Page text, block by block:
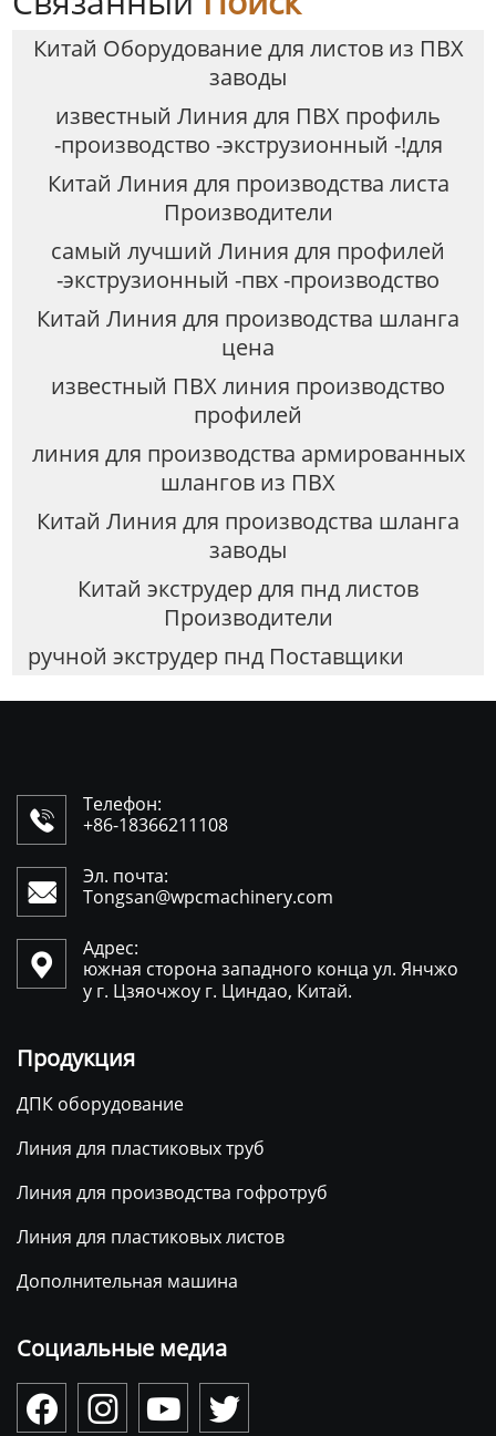
Китай Оборудование для листов из ПВХ
заводы
известный Линия для ПВХ профиль
-производство -экструзионный -!для
Китай Линия для производства листа
Производители
самый лучший Линия для профилей
-экструзионный -пвх -производство
Китай Линия для производства шланга
цена
известный ПВХ линия производство
профилей
линия для производства армированных
шлангов из ПВХ
Китай Линия для производства шланга
заводы
Китай экструдер для пнд листов
Производители
ручной экструдер пнд Поставщики

Телефон:
+86-18366211108

Эл. почта:
Tongsan@wpcmachinery.com

Адрес:
южная сторона западного конца ул. Янчжо
у г. Цзяочжоу г. Циндао, Китай.
Продукция
ДПК оборудование
Линия для пластиковых труб
Линия для производства гофротруб
Линия для пластиковых листов
Дополнительная машина
Социальные медиа
   